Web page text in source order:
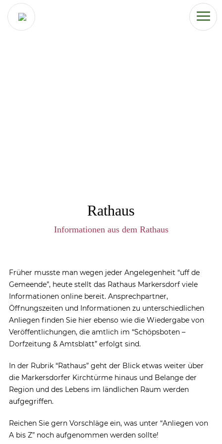
Rathaus
Informationen aus dem Rathaus
Früher musste man wegen jeder Angelegenheit “uff de
Gemeende”, heute stellt das Rathaus Markersdorf viele
Informationen online bereit. Ansprechpartner,
Öffnungszeiten und Informationen zu unterschiedlichen
Anliegen finden Sie hier ebenso wie die Wiedergabe von
Veröffentlichungen, die amtlich im “Schöpsboten –
Dorfzeitung & Amtsblatt” erfolgt sind.
In der Rubrik “Rathaus” geht der Blick etwas weiter über
die Markersdorfer Kirchtürme hinaus und Belange der
Region und des Lebens im ländlichen Raum werden
aufgegriffen.
Reichen Sie gern Vorschläge ein, was unter “Anliegen von
A bis Z” noch aufgenommen werden sollte!